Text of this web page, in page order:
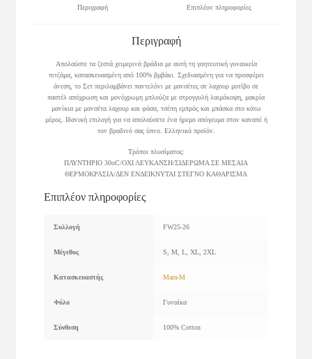
Περιγραφή Επιπλέον πληροφορίες
Περιγραφή
Απολαύστε τα ζεστά χειμερινά βράδια με αυτή τη γοητευτική γυναικεία
πιτζάμα, κατασκευασμένη από 100% βμβάκι. Σχεδιασμένη για να προσφέρει
άνεση, το Σετ περιλαμβάνει παντελόνι με μανσέτες σε λαχουρ μοτίβο σε
παστέλ απόχρωση και μονόχρωμη μπλούζα με στρογγυλή λαιμόκοψη, μακρία
μανίκια με μανσέτα λαχουρ και φάσα, τσέπη εμπρός και μπάσκα στο κάτω
μέρος. Ιδανική επιλογή για να απολαύσετε ένα ήρεμο απόγευμα στον καναπέ ή
τον βραδινό σας ύπνο. Ελληνικό προϊόν.
Τρόποι πλυσίματος:
ΠΛΥΝΤΗΡΙΟ 30οC/ΟΧΙ ΛΕΥΚΑΝΣΗ/ΣΙΔΕΡΩΜΑ ΣΕ ΜΕΣΑΙΑ
ΘΕΡΜΟΚΡΑΣΙΑ/ΔΕΝ ΕΝΔΕΙΚΝΥΤΑΙ ΣΤΕΓΝΟ ΚΑΘΑΡΙΣΜΑ
Επιπλέον πληροφορίες
Συλλογή FW25-26
Μέγεθος S, M, L, XL, 2XL
Κατασκευαστής Mara-M
Φύλο Γυναίκα
Σύνθεση 100% Cotton